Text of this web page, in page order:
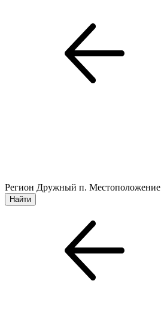
Регион Дружный п. Местоположение